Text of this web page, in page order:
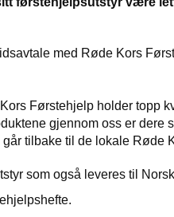
med Røde Kors
Førstehjelp holder topp
gjennom oss er dere
tilbake til de lokale Røde
som også leveres til